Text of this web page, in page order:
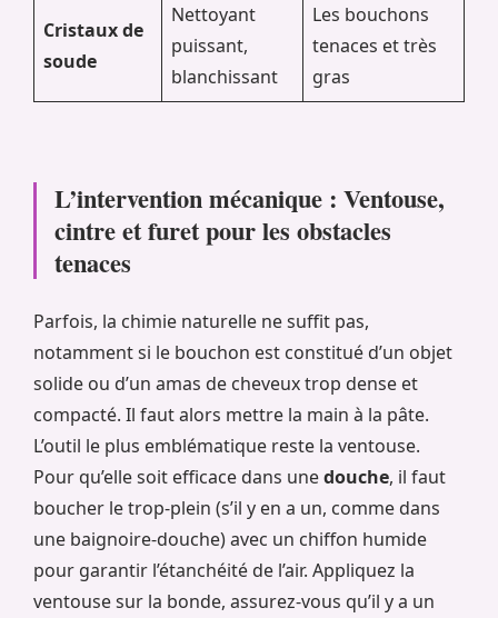
Cristaux de
soude
Nettoyant
puissant,
blanchissant
Les bouchons
tenaces et très
gras
L’intervention mécanique : Ventouse,
cintre et furet pour les obstacles
tenaces
Parfois, la chimie naturelle ne suffit pas,
notamment si le bouchon est constitué d’un objet
solide ou d’un amas de cheveux trop dense et
compacté. Il faut alors mettre la main à la pâte.
L’outil le plus emblématique reste la ventouse.
Pour qu’elle soit efficace dans unedouche, il faut
boucher le trop-plein (s’il y en a un, comme dans
une baignoire-douche) avec un chiffon humide
pour garantir l’étanchéité de l’air. Appliquez la
ventouse sur la bonde, assurez-vous qu’il y a un